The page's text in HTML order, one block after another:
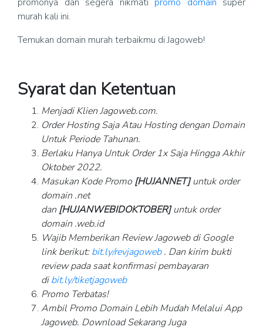
murah kali ini.
Temukan domain murah terbaikmu di Jagoweb!
Syarat dan Ketentuan
Menjadi Klien Jagoweb.com.
Order Hosting Saja Atau Hosting dengan Domain
Untuk Periode Tahunan.
Berlaku Hanya Untuk Order 1x Saja Hingga Akhir
Oktober 2022.
Masukan Kode Promo [HUJANNET]untuk order
domain .net
dan [HUJANWEBIDOKTOBER]untuk order
domain .web.id
Wajib Memberikan Review Jagoweb di Google
link berikut:bit.ly/revjagoweb. Dan kirim bukti
review pada saat konfirmasi pembayaran
dibit.ly/tiketjagoweb
Promo Terbatas!
Ambil Promo Domain Lebih Mudah Melalui App
Jagoweb. Download Sekarang Juga